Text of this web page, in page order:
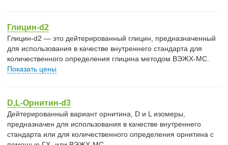
Глицин-d2
Глицин-d2 — это дейтерированный глицин, предназначенный
для использования в качестве внутреннего стандарта для
количественного определения глицина методом ВЭЖХ-МС.
Показать цены
D,L-Орнитин-d3
Дейтерированный вариант орнитина, D и L изомеры,
предназначен для использования в качестве внутреннего
стандарта или для количественного определения орнитина с